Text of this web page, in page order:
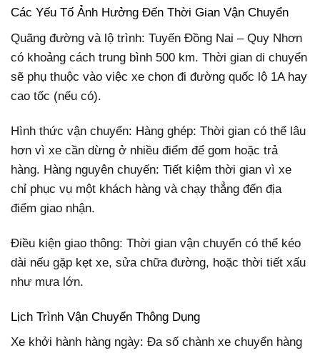
Các Yếu Tố Ảnh Hưởng Đến Thời Gian Vận Chuyển
Quãng đường và lộ trình: Tuyến Đồng Nai – Quy Nhơn
có khoảng cách trung bình 500 km. Thời gian di chuyển
sẽ phụ thuộc vào việc xe chọn đi đường quốc lộ 1A hay
cao tốc (nếu có).
Hình thức vận chuyển: Hàng ghép: Thời gian có thể lâu
hơn vì xe cần dừng ở nhiều điểm để gom hoặc trả
hàng. Hàng nguyên chuyến: Tiết kiệm thời gian vì xe
chỉ phục vụ một khách hàng và chạy thẳng đến địa
điểm giao nhận.
Điều kiện giao thông: Thời gian vận chuyển có thể kéo
dài nếu gặp kẹt xe, sửa chữa đường, hoặc thời tiết xấu
như mưa lớn.
Lịch Trình Vận Chuyển Thông Dụng
Xe khởi hành hàng ngày: Đa số chành xe chuyển hàng